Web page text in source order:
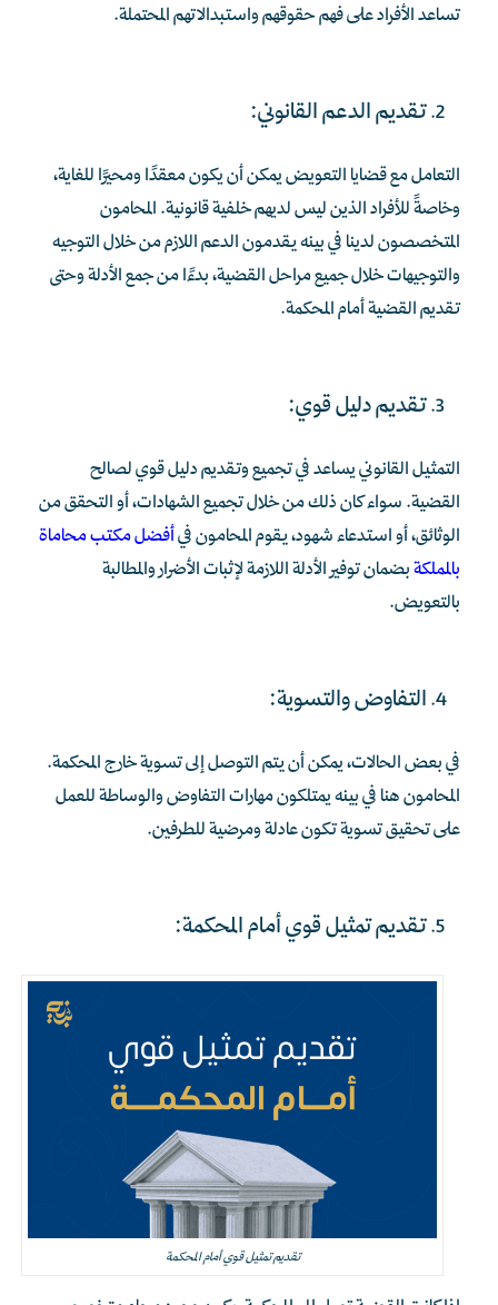
تساعد الأفراد على فهم حقوقهم واستبدالاتهم المحتملة.
تقديم الدعم القانوني:
التعامل مع قضايا التعويض يمكن أن يكون معقدًا ومحيرًا للغاية،
وخاصةً للأفراد الذين ليس لديهم خلفية قانونية. المحامون
المتخصصون لدينا في بينه يقدمون الدعم اللازم من خلال التوجيه
والتوجيهات خلال جميع مراحل القضية، بدءًا من جمع الأدلة وحتى
تقديم القضية أمام المحكمة.
تقديم دليل قوي:
التمثيل القانوني يساعد في تجميع وتقديم دليل قوي لصالح
القضية. سواء كان ذلك من خلال تجميع الشهادات، أو التحقق من
الوثائق، أو استدعاء شهود، يقوم المحامون فيأفضل مكتب محاماة
بالمملكةبضمان توفير الأدلة اللازمة لإثبات الأضرار والمطالبة
بالتعويض.
التفاوض والتسوية:
في بعض الحالات، يمكن أن يتم التوصل إلى تسوية خارج المحكمة.
المحامون هنا في بينه يمتلكون مهارات التفاوض والوساطة للعمل
على تحقيق تسوية تكون عادلة ومرضية للطرفين.
تقديم تمثيل قوي أمام المحكمة:
تقديم تمثيل قوي أمام المحكمة